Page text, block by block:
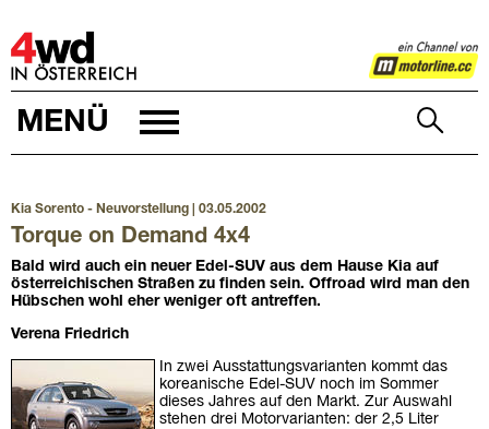
4WD
MENÜ
Kia Sorento - Neuvorstellung | 03.05.2002
Torque on Demand 4x4
Bald wird auch ein neuer Edel-SUV aus dem Hause Kia auf
österreichischen Straßen zu finden sein. Offroad wird man den
Hübschen wohl eher weniger oft antreffen.
Verena Friedrich
In zwei Ausstattungsvarianten kommt das
koreanische Edel-SUV noch im Sommer
dieses Jahres auf den Markt. Zur Auswahl
stehen drei Motorvarianten: der 2,5 Liter